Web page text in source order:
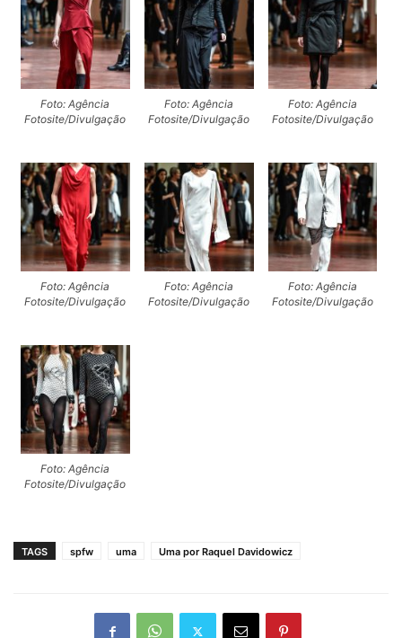
Foto: Agência
Fotosite/Divulgação
Foto: Agência
Fotosite/Divulgação
Foto: Agência
Fotosite/Divulgação
Foto: Agência
Fotosite/Divulgação
Foto: Agência
Fotosite/Divulgação
Foto: Agência
Fotosite/Divulgação
Foto: Agência
Fotosite/Divulgação
TAGS spfw uma Uma por Raquel Davidowicz